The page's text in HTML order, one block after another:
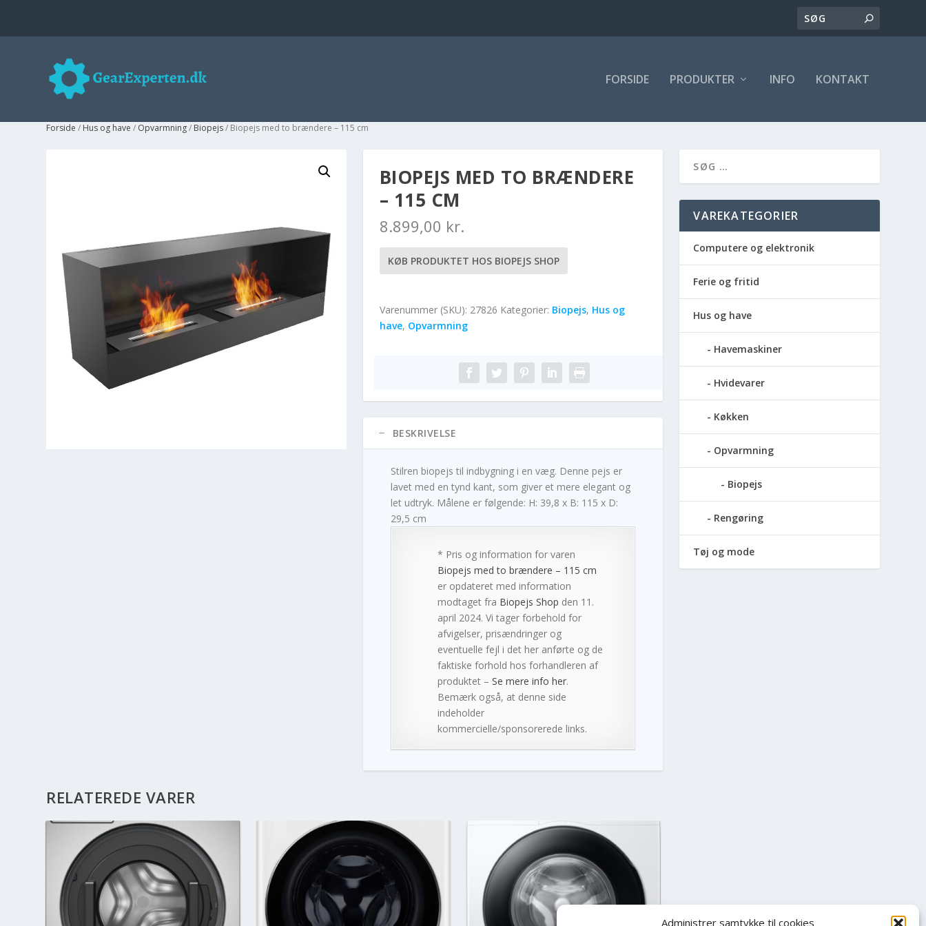
Administrer samtykke til cookies
FORSIDE PRODUKTER INFO KONTAKT
Forside / Hus og have / Opvarmning/ Biopejs/ Biopejs med to brændere – 115 cm
BIOPEJS MED TO BRÆNDERE
– 115 CM
8.899,00 kr.
KØB PRODUKTET HOS BIOPEJS SHOP
Varenummer (SKU): 27826 Kategorier: Biopejs, Hus og
have, Opvarmning
BESKRIVELSE
Stilren biopejs til indbygning i en væg. Denne pejs er
lavet med en tynd kant, som giver et mere elegant og
let udtryk. Målene er følgende: H: 39,8 x B: 115 x D:
29,5 cm
* Pris og information for varen
Biopejs med to brændere – 115 cm
er opdateret med information
modtaget fra Biopejs Shop den 11.
april 2024. Vi tager forbehold for
afvigelser, prisændringer og
eventuelle fejl i det her anførte og de
faktiske forhold hos forhandleren af
produktet – Se mere info her.
Bemærk også, at denne side
indeholder
kommercielle/sponsorerede links.
RELATEREDE VARER
VAREKATEGORIER
Computere og elektronik
Ferie og fritid
Hus og have
Havemaskiner
Hvidevarer
Køkken
Opvarmning
Biopejs
Rengøring
Tøj og mode